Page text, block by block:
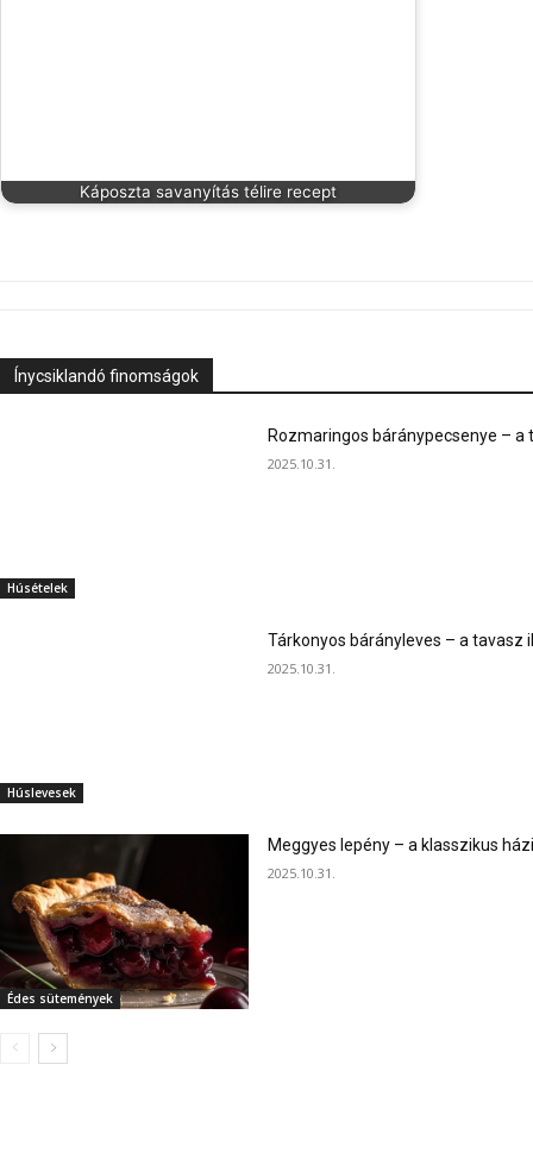
Káposzta savanyítás télire recept
Ínycsiklandó finomságok
Húsételek
Rozmaringos báránypecsenye – a
2025.10.31.
Húslevesek
Tárkonyos bárányleves – a tavasz
2025.10.31.
Édes sütemények
Meggyes lepény – a klasszikus
2025.10.31.